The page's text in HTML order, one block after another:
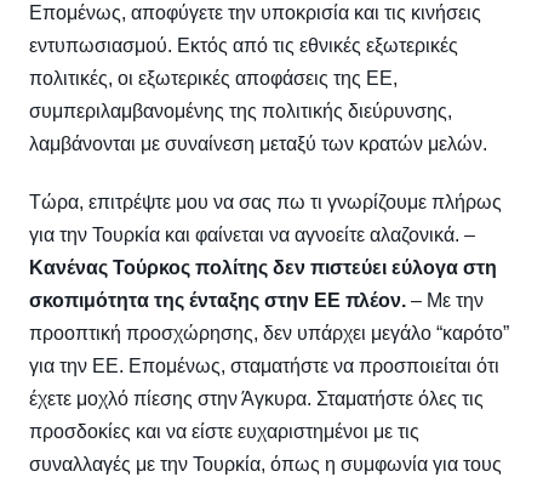
Επομένως, αποφύγετε την υποκρισία και τις κινήσεις
εντυπωσιασμού. Εκτός από τις εθνικές εξωτερικές
πολιτικές, οι εξωτερικές αποφάσεις της ΕΕ,
συμπεριλαμβανομένης της πολιτικής διεύρυνσης,
λαμβάνονται με συναίνεση μεταξύ των κρατών μελών.
Τώρα, επιτρέψτε μου να σας πω τι γνωρίζουμε πλήρως
για την Τουρκία και φαίνεται να αγνοείτε αλαζονικά. –
Κανένας Τούρκος πολίτης δεν πιστεύει εύλογα στη
σκοπιμότητα της ένταξης στην ΕΕ πλέον. – Με την
προοπτική προσχώρησης, δεν υπάρχει μεγάλο “καρότο”
για την ΕΕ. Επομένως, σταματήστε να προσποιείται ότι
έχετε μοχλό πίεσης στην Άγκυρα. Σταματήστε όλες τις
προσδοκίες και να είστε ευχαριστημένοι με τις
συναλλαγές με την Τουρκία, όπως η συμφωνία για τους